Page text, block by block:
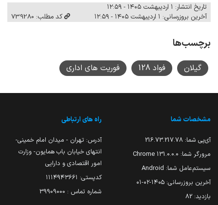
تاریخ انتشار: ۱ اردیبهشت ۱۴۰۵ - ۱۲:۵۹
آخرین بروزرسانی: ۱ اردیبهشت ۱۴۰۵ - ۱۲:۵۹
کد مطلب: 739280
برچسب‌ها
گیلان فواد 128 فوریت های اداری
مشخصات شما
آی‌پی شما: 216.73.217.78
مرورگر شما: 131.0.0.0 Chrome
سیستم‌عامل شما: Android
آخرین بروزرسانی: ۱۴۰۵-۰۲-۰۱
بازدید: 82
راه های ارتباطی
آدرس: تهران - میدان امام خمینی-
انتهای خیابان باب همایون- وزارت
امور اقتصادی و دارایی
کدپستی: ۱۱۱۴۹۴۳۶۶۱
شماره تماس : 39909000